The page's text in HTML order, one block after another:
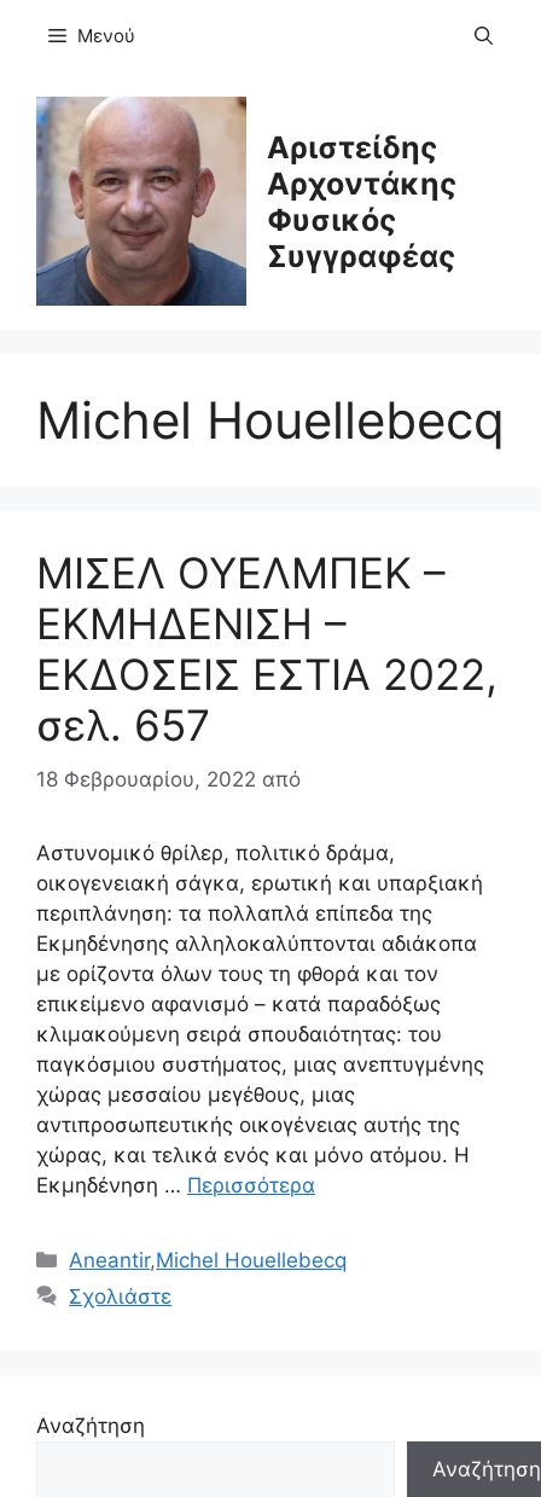
Μενού
Αριστείδης
Αρχοντάκης
Φυσικός
Συγγραφέας
Michel Houellebecq
ΜΙΣΕΛ ΟΥΕΛΜΠΕΚ –
ΕΚΜΗΔΕΝΙΣΗ –
ΕΚΔΟΣΕΙΣ ΕΣΤΙΑ 2022,
σελ. 657
18 Φεβρουαρίου, 2022 από
Αστυνομικό θρίλερ, πολιτικό δράμα,
οικογενειακή σάγκα, ερωτική και υπαρξιακή
περιπλάνηση: τα πολλαπλά επίπεδα της
Εκμηδένησης αλληλοκαλύπτονται αδιάκοπα
με ορίζοντα όλων τους τη φθορά και τον
επικείμενο αφανισμό – κατά παραδόξως
κλιμακούμενη σειρά σπουδαιότητας: του
παγκόσμιου συστήματος, μιας ανεπτυγμένης
χώρας μεσσαίου μεγέθους, μιας
αντιπροσωπευτικής οικογένειας αυτής της
χώρας, και τελικά ενός και μόνο ατόμου. Η
Εκμηδένηση … Περισσότερα
Κατηγορίες
Aneantir,Michel Houellebecq
Σχολιάστε
Αναζήτηση
Αναζήτηση